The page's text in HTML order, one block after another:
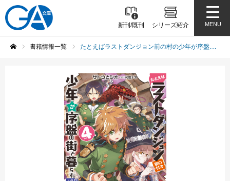
新刊/既刊 シリーズ紹介 MENU
書籍情報一覧 たとえばラストダンジョン前の村の少年が序盤の街で暮らすような物語4